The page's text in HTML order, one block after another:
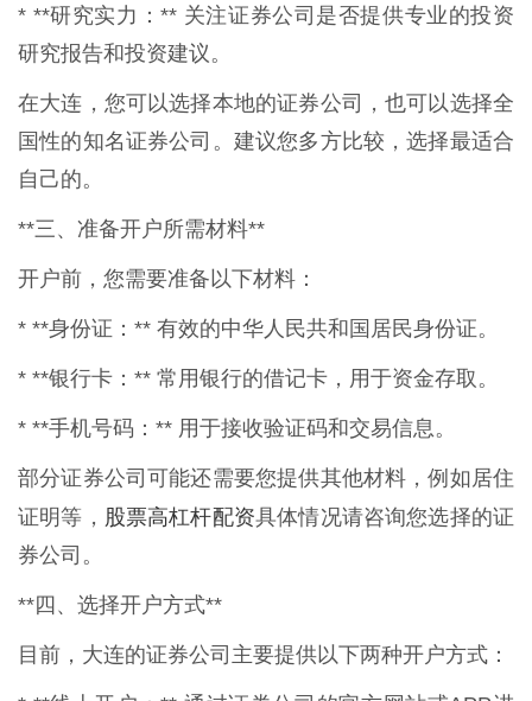
* **研究实力：** 关注证券公司是否提供专业的投资
研究报告和投资建议。
在大连，您可以选择本地的证券公司，也可以选择全
国性的知名证券公司。建议您多方比较，选择最适合
自己的。
**三、准备开户所需材料**
开户前，您需要准备以下材料：
* **身份证：** 有效的中华人民共和国居民身份证。
* **银行卡：** 常用银行的借记卡，用于资金存取。
* **手机号码：** 用于接收验证码和交易信息。
部分证券公司可能还需要您提供其他材料，例如居住
证明等， 股票高杠杆配资具体情况请咨询您选择的证
券公司。
**四、选择开户方式**
目前，大连的证券公司主要提供以下两种开户方式：